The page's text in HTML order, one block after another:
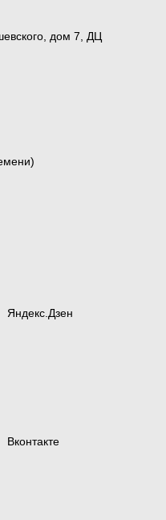
дом 7, ДЦ
Яндекс.Дзен
Вконтакте